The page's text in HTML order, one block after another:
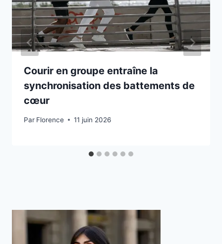
Courir en groupe entraîne la
synchronisation des battements de
cœur
Par Florence 11 juin 2026